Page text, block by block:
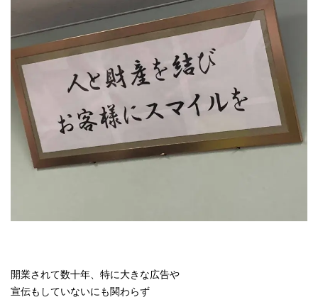
開業されて数十年、特に大きな広告や
宣伝もしていないにも関わらず